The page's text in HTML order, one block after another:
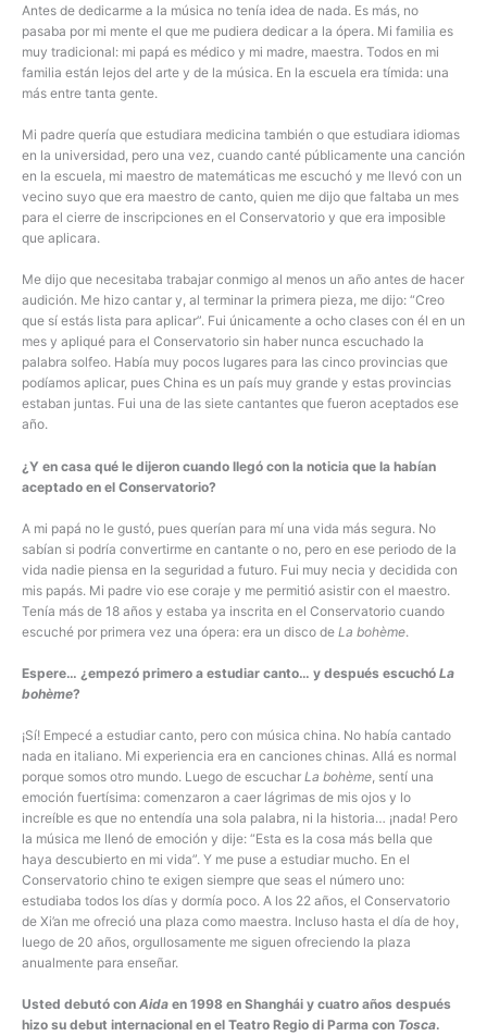
Antes de dedicarme a la música no tenía idea de nada. Es más, no
pasaba por mi mente el que me pudiera dedicar a la ópera. Mi familia es
muy tradicional: mi papá es médico y mi madre, maestra. Todos en mi
familia están lejos del arte y de la música. En la escuela era tímida: una
más entre tanta gente.
Mi padre quería que estudiara medicina también o que estudiara idiomas
en la universidad, pero una vez, cuando canté públicamente una canción
en la escuela, mi maestro de matemáticas me escuchó y me llevó con un
vecino suyo que era maestro de canto, quien me dijo que faltaba un mes
para el cierre de inscripciones en el Conservatorio y que era imposible
que aplicara.
Me dijo que necesitaba trabajar conmigo al menos un año antes de hacer
audición. Me hizo cantar y, al terminar la primera pieza, me dijo: “Creo
que sí estás lista para aplicar”. Fui únicamente a ocho clases con él en un
mes y apliqué para el Conservatorio sin haber nunca escuchado la
palabra solfeo. Había muy pocos lugares para las cinco provincias que
podíamos aplicar, pues China es un país muy grande y estas provincias
estaban juntas. Fui una de las siete cantantes que fueron aceptados ese
año.
¿Y en casa qué le dijeron cuando llegó con la noticia que la habían
aceptado en el Conservatorio?
A mi papá no le gustó, pues querían para mí una vida más segura. No
sabían si podría convertirme en cantante o no, pero en ese periodo de la
vida nadie piensa en la seguridad a futuro. Fui muy necia y decidida con
mis papás. Mi padre vio ese coraje y me permitió asistir con el maestro.
Tenía más de 18 años y estaba ya inscrita en el Conservatorio cuando
escuché por primera vez una ópera: era un disco de La bohème.
Espere… ¿empezó primero a estudiar canto… y después escuchó La
bohème?
¡Sí! Empecé a estudiar canto, pero con música china. No había cantado
nada en italiano. Mi experiencia era en canciones chinas. Allá es normal
porque somos otro mundo. Luego de escuchar La bohème, sentí una
emoción fuertísima: comenzaron a caer lágrimas de mis ojos y lo
increíble es que no entendía una sola palabra, ni la historia… ¡nada! Pero
la música me llenó de emoción y dije: “Esta es la cosa más bella que
haya descubierto en mi vida”. Y me puse a estudiar mucho. En el
Conservatorio chino te exigen siempre que seas el número uno:
estudiaba todos los días y dormía poco. A los 22 años, el Conservatorio
de Xi’an me ofreció una plaza como maestra. Incluso hasta el día de hoy,
luego de 20 años, orgullosamente me siguen ofreciendo la plaza
anualmente para enseñar.
Usted debutó con Aida en 1998 en Shanghái y cuatro años después
hizo su debut internacional en el Teatro Regio di Parma con Tosca.